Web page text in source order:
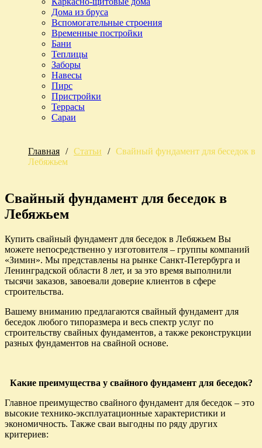
Дома из бруса
Вспомогательные строения
Временные постройки
Бани
Теплицы
Заборы
Навесы
Пирс
Пристройки
Террасы
Сараи
Главная / Статьи / Свайный фундамент для беседок в
Лебяжьем
Свайный фундамент для беседок в
Лебяжьем
Купить свайный фундамент для беседок в Лебяжьем Вы
можете непосредственно у изготовителя – группы компаний
«Зимин». Мы представлены на рынке Санкт-Петербурга и
Ленинградской области 8 лет, и за это время выполнили
тысячи заказов, завоевали доверие клиентов в сфере
строительства.
Вашему вниманию предлагаются свайный фундамент для
беседок любого типоразмера и весь спектр услуг по
строительству свайных фундаментов, а также реконструкции
разных фундаментов на свайной основе.
Какие преимущества у свайного фундамент для беседок?
Главное преимущество свайного фундамент для беседок – это
высокие технико-эксплуатационные характеристики и
экономичность. Также сваи выгодны по ряду других
критериев: